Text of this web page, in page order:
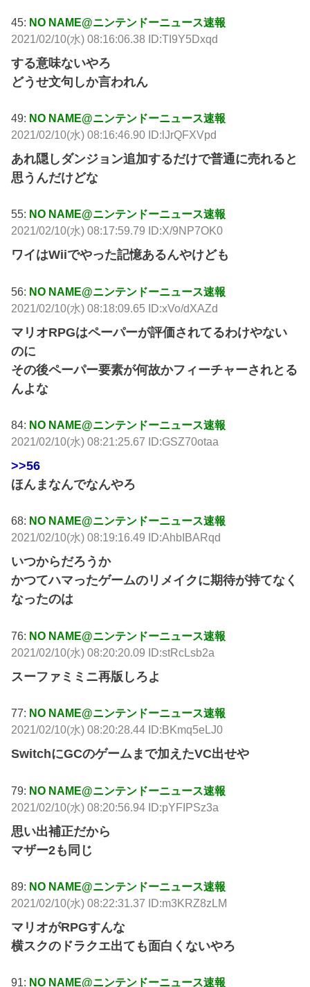
45: NO NAME@ニンテンドーニュース速報
2021/02/10(水) 08:16:06.38 ID:TI9Y5Dxqd
する意味ないやろ
どうせ文句しか言われん
49: NO NAME@ニンテンドーニュース速報
2021/02/10(水) 08:16:46.90 ID:lJrQFXVpd
あれ隠しダンジョン追加するだけで普通に売れると
思うんだけどな
55: NO NAME@ニンテンドーニュース速報
2021/02/10(水) 08:17:59.79 ID:X/9NP7OK0
ワイはWiiでやった記憶あるんやけども
56: NO NAME@ニンテンドーニュース速報
2021/02/10(水) 08:18:09.65 ID:xVo/dXAZd
マリオRPGはペーパーが評価されてるわけやない
のに
その後ペーパー要素が何故かフィーチャーされとる
んよな
84: NO NAME@ニンテンドーニュース速報
2021/02/10(水) 08:21:25.67 ID:GSZ70otaa
>>56
ほんまなんでなんやろ
68: NO NAME@ニンテンドーニュース速報
2021/02/10(水) 08:19:16.49 ID:AhbIBARqd
いつからだろうか
かつてハマったゲームのリメイクに期待が持てなく
なったのは
76: NO NAME@ニンテンドーニュース速報
2021/02/10(水) 08:20:20.09 ID:stRcLsb2a
スーファミミニ再版しろよ
77: NO NAME@ニンテンドーニュース速報
2021/02/10(水) 08:20:28.44 ID:BKmq5eLJ0
SwitchにGCのゲームまで加えたVC出せや
79: NO NAME@ニンテンドーニュース速報
2021/02/10(水) 08:20:56.94 ID:pYFIPSz3a
思い出補正だから
マザー2も同じ
89: NO NAME@ニンテンドーニュース速報
2021/02/10(水) 08:22:31.37 ID:m3KRZ8zLM
マリオがRPGすんな
横スクのドラクエ出ても面白くないやろ
91: NO NAME@ニンテンドーニュース速報